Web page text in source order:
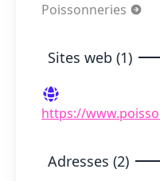
Poissonneries
Sites web (1)
https://
Adresses (2)